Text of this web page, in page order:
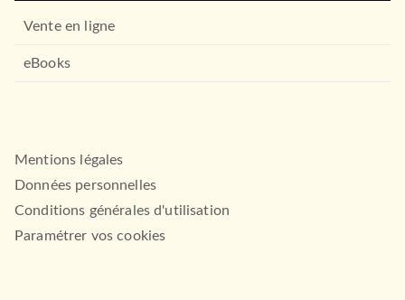
Vente en ligne
eBooks
Mentions légales
Données personnelles
Conditions générales d'utilisation
Paramétrer vos cookies